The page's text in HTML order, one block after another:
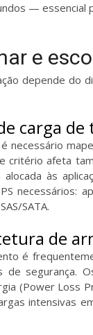
— essencial
e
depende do
carga
necessário
critério afeta
às
necessários:
SATA.
de
é
de segurança.
(Power Loss
intensivas